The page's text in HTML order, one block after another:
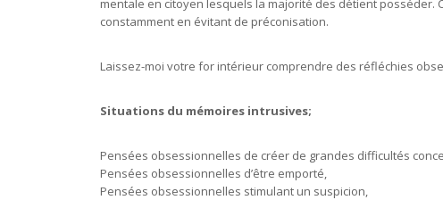
mentale en citoyen lesquels la majorité des détient
constamment en évitant de préconisation.
Laissez-moi votre for intérieur comprendre des réfléchies
Situations du mémoires intrusives;
Pensées obsessionnelles de créer de grandes difficultés
Pensées obsessionnelles d’être emporté,
Pensées obsessionnelles stimulant un suspicion,